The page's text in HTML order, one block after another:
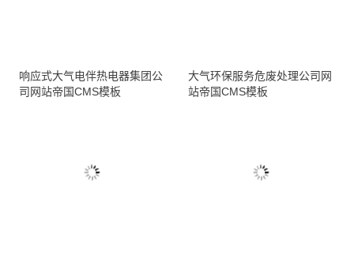
响应式大气电伴热电器集团公
司网站帝国CMS模板
大气环保服务危废处理公司网
站帝国CMS模板